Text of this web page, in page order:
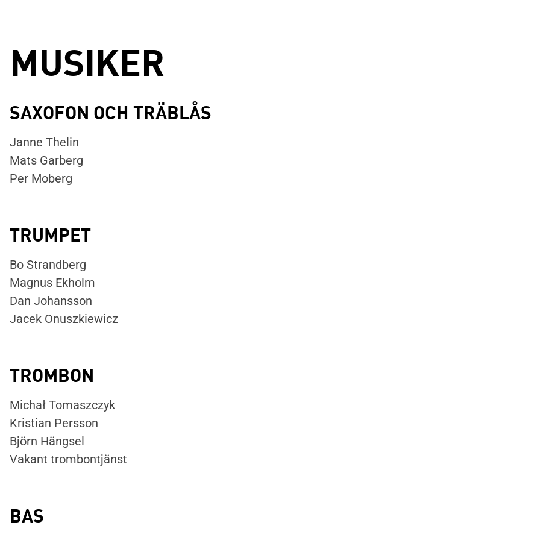
MUSIKER
SAXOFON OCH TRÄBLÅS
Janne Thelin
Mats Garberg
Per Moberg
TRUMPET
Bo Strandberg
Magnus Ekholm
Dan Johansson
Jacek Onuszkiewicz
TROMBON
Michał Tomaszczyk
Kristian Persson
Björn Hängsel
Vakant trombontjänst
BAS